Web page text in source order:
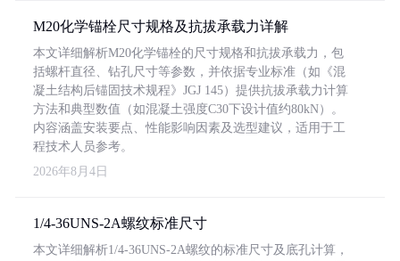
M20化学锚栓尺寸规格及抗拔承载力详解
本文详细解析M20化学锚栓的尺寸规格和抗拔承载力，包
括螺杆直径、钻孔尺寸等参数，并依据专业标准（如《混
凝土结构后锚固技术规程》JGJ 145）提供抗拔承载力计算
方法和典型数值（如混凝土强度C30下设计值约80kN）。
内容涵盖安装要点、性能影响因素及选型建议，适用于工
程技术人员参考。
2026年8月4日
1/4-36UNS-2A螺纹标准尺寸
本文详细解析1/4-36UNS-2A螺纹的标准尺寸及底孔计算，